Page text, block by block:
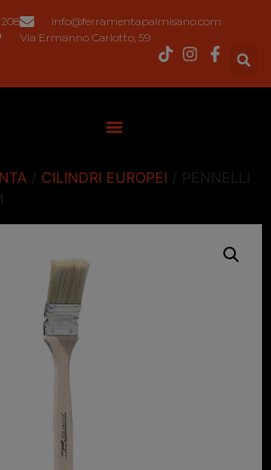
info@ferramentapalmisano.com
Via Ermanno Carlotto, 59
/ CILINDRI EUROPEI / PENNELLI